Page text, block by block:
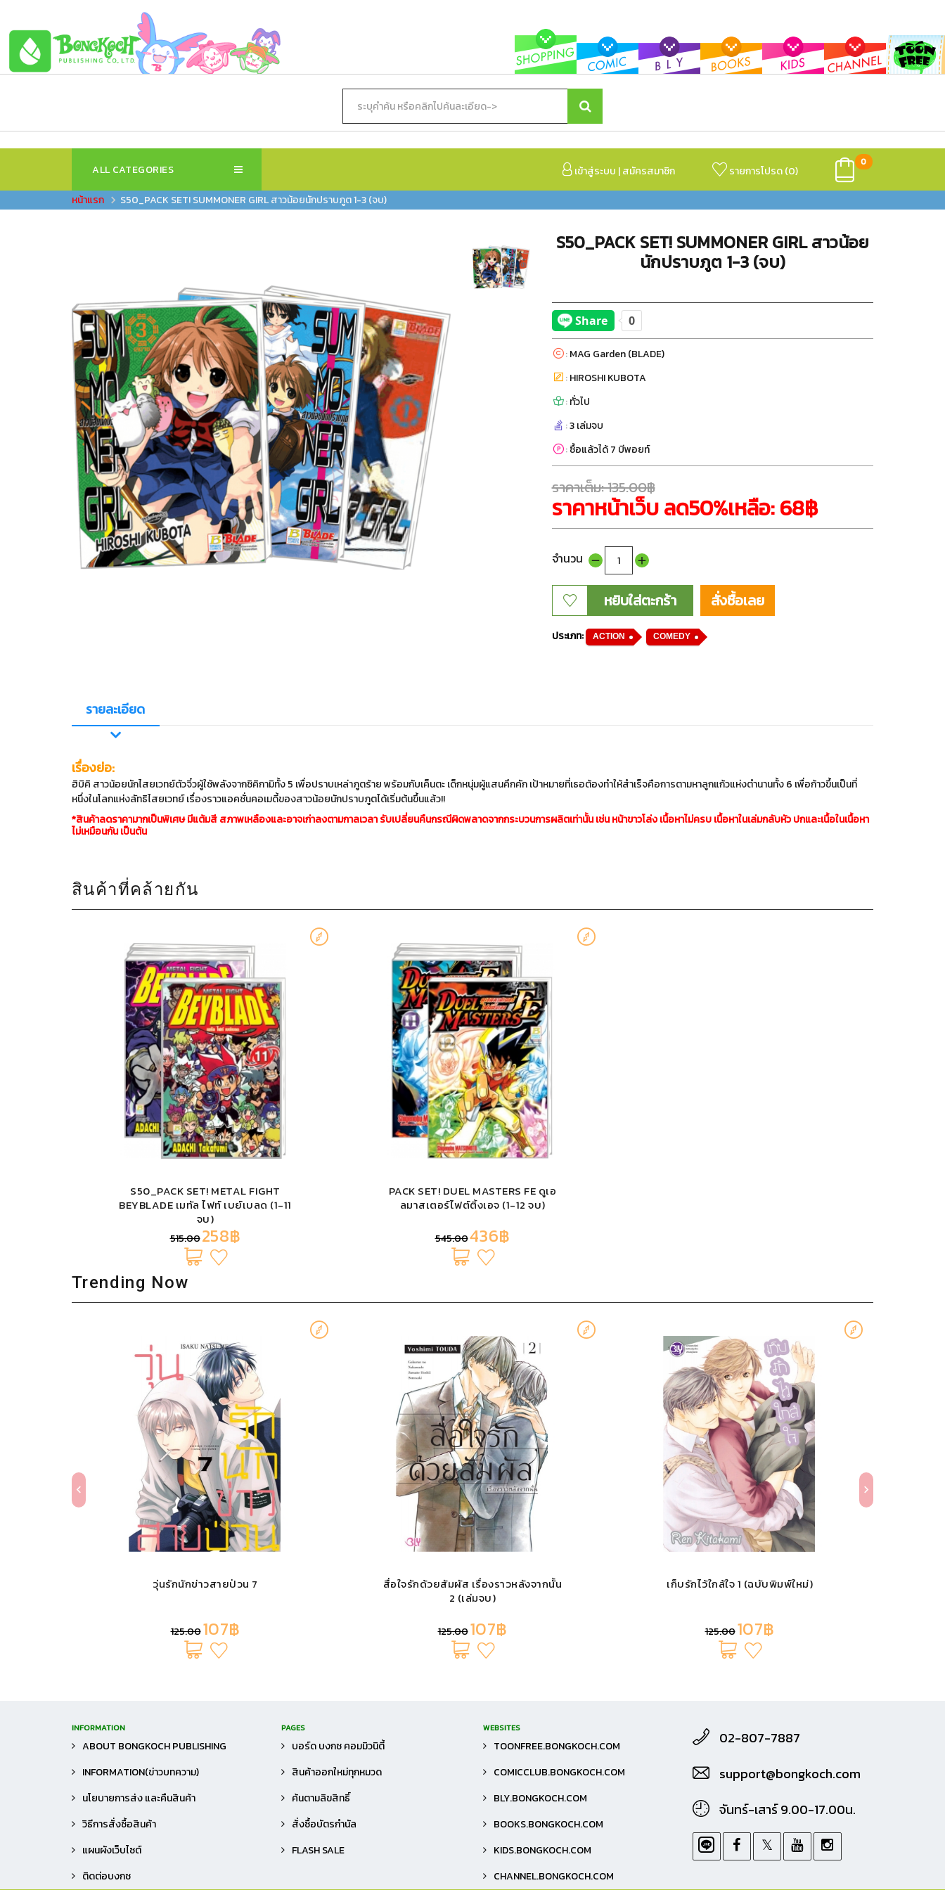
ALL CATEGORIES เข้าสู่ระบบ |สมัครสมาชิก รายการโปรด (0)
0
S50_PACK SET! SUMMONER GIRL สาวน้อยนักปราบภูต 1-3 (จบ)
S50_PACK SET! SUMMONER GIRL สาวน้อย
นักปราบภูต 1-3 (จบ)
:MAG Garden (BLADE)
:HIROSHI KUBOTA
:ทั่วไป
:3 เล่มจบ
:ซื้อแล้วได้ 7 บีพอยท์
ราคาเต็ม: 135.00฿
ราคาหน้าเว็บ ลด50%เหลือ: 68฿
จำนวน
หยิบใส่ตะกร้า
ประเภท: ACTION COMEDY
รายละเอียด
เรื่องย่อ:
ฮิบิคิ สาวน้อยนักไสยเวทย์ตัวจิ๋วผู้ใช้พลังจากชิคิกามิทั้ง 5 เพื่อปราบเหล่าภูตร้าย พร้อมกับเค็นตะ เด็กหนุ่มผู้แสนคึกคัก เป้าหมายที่เธอต้องทำให้สำเร็จคือการตามหาลูกแก้วแห่งตำนานทั้ง 6 เพื่อก้าวขึ้นเป็นที่
หนึ่งในโลกแห่งลัทธิไสยเวทย์ เรื่องราวแอคชั่นคอเมดี้ของสาวน้อยนักปราบภูตได้เริ่มต้นขึ้นแล้ว!!
*สินค้าลดราคามากเป็นพิเศษ มีแต้มสี สภาพเหลืองและอาจเก่าลงตามกาลเวลา รับเปลี่ยนคืนกรณีผิดพลาดจากกระบวนการผลิตเท่านั้น เช่น หน้าขาวโล่ง เนื้อหาไม่ครบ เนื้อหาในเล่มกลับหัว ปกและเนื้อในเนื้อหา
ไม่เหมือนกัน เป็นต้น
สินค้าที่คล้ายกัน
S50_PACK SET! METAL FIGHT
BEYBLADE เมทัล ไฟท์ เบย์เบลด (1-11
จบ)
515.00258฿
PACK SET! DUEL MASTERS FE ดูเอ
ลมาสเตอร์ไฟต์ติ้งเอจ (1-12 จบ)
545.00436฿
Trending Now
สื่อใจรักด้วยสัมผัส เรื่องราวหลังจากนั้น
125.00107฿
เก็บรักไว้ใกล้ใจ 1 (ฉบับพิมพ์ใหม่)
125.00107฿
เก็บรักไว้ใกล้ใจ 2 (เล่มจบ)
125.00107฿
INFORMATION
ABOUT BONGKOCH PUBLISHING
INFORMATION(ข่าวบทความ)
นโยบายการส่ง และคืนสินค้า
วิธีการสั่งซื้อสินค้า
แผนผังเว็บไซต์
ติดต่อบงกช
PAGES
บอร์ด บงกช คอมมิวนิตี้
สินค้าออกใหม่ทุกหมวด
ค้นตามลิขสิทธิ์
สั่งซื้อบัตรกำนัล
FLASH SALE
WEBSITES
TOONFREE.BONGKOCH.COM
COMICCLUB.BONGKOCH.COM
BLY.BONGKOCH.COM
BOOKS.BONGKOCH.COM
KIDS.BONGKOCH.COM
CHANNEL.BONGKOCH.COM
02-807-7887
support@bongkoch.com
จันทร์-เสาร์ 9.00-17.00น.